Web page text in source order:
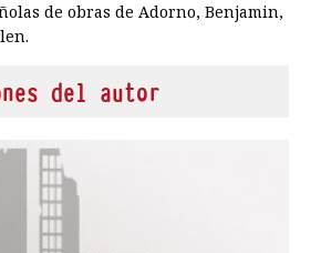
de obras de Adorno, Benjamin,
del autor